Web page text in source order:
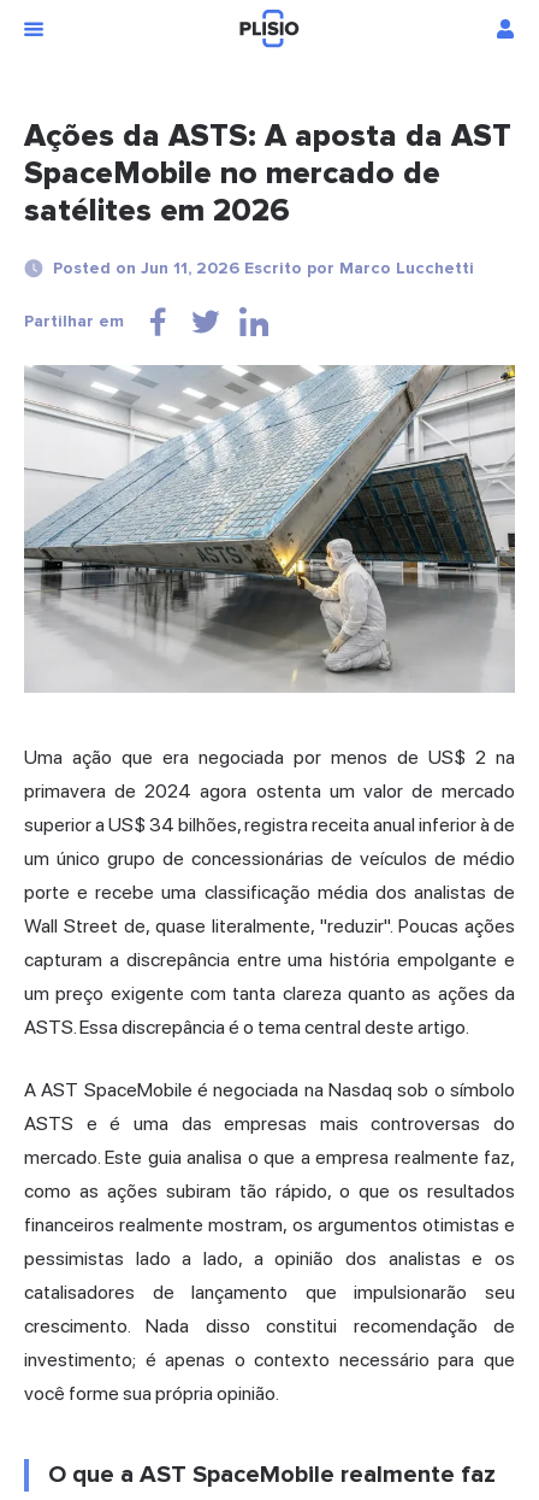
Ações da ASTS: A aposta da AST
SpaceMobile no mercado de
satélites em 2026
Posted on Jun 11, 2026 Escrito por Marco Lucchetti
Partilhar em
Uma ação que era negociada por menos de US$ 2 na
primavera de 2024 agora ostenta um valor de mercado
superior a US$ 34 bilhões, registra receita anual inferior à de
um único grupo de concessionárias de veículos de médio
porte e recebe uma classificação média dos analistas de
Wall Street de, quase literalmente, "reduzir". Poucas ações
capturam a discrepância entre uma história empolgante e
um preço exigente com tanta clareza quanto as ações da
ASTS. Essa discrepância é o tema central deste artigo.
A AST SpaceMobile é negociada na Nasdaq sob o símbolo
ASTS e é uma das empresas mais controversas do
mercado. Este guia analisa o que a empresa realmente faz,
como as ações subiram tão rápido, o que os resultados
financeiros realmente mostram, os argumentos otimistas e
pessimistas lado a lado, a opinião dos analistas e os
catalisadores de lançamento que impulsionarão seu
crescimento. Nada disso constitui recomendação de
investimento; é apenas o contexto necessário para que
você forme sua própria opinião.
O que a AST SpaceMobile realmente faz